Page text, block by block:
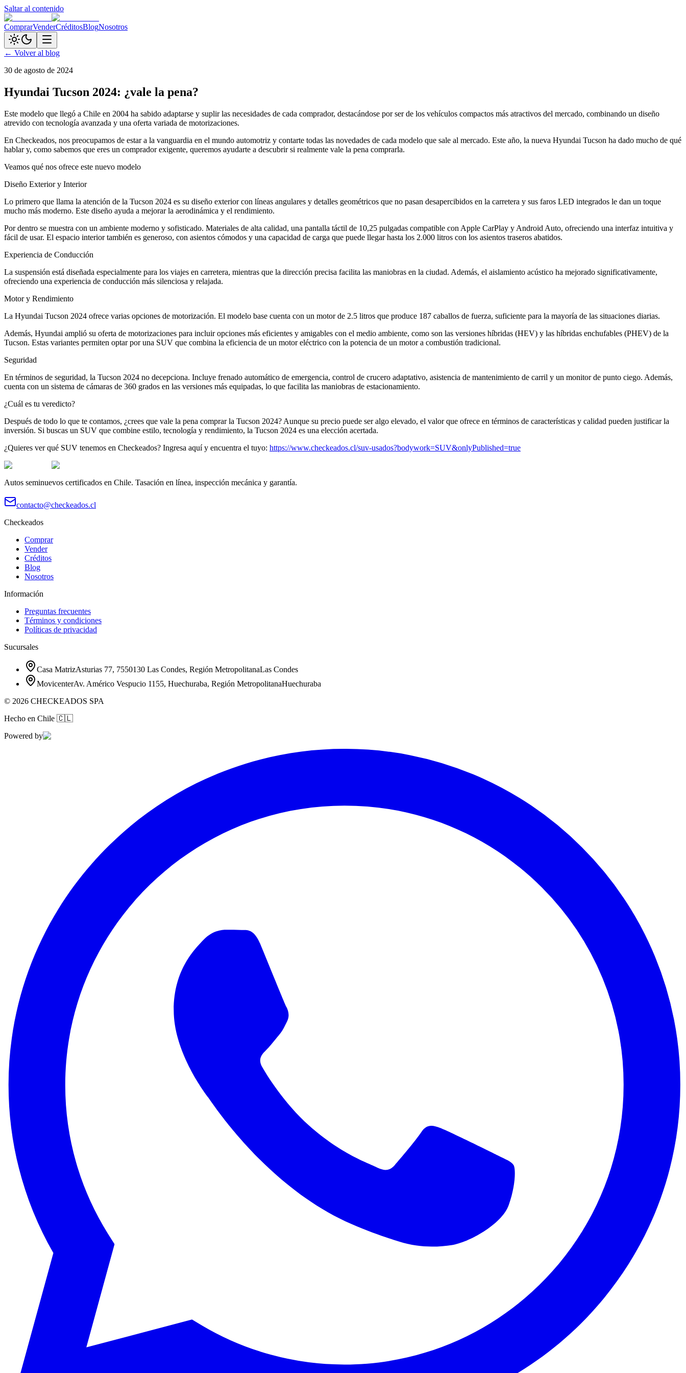
Saltar al contenido
ComprarVenderCréditosBlogNosotros
← Volver al blog
30 de agosto de 2024
Hyundai Tucson 2024: ¿vale la pena?
Este modelo que llegó a Chile en 2004 ha sabido adaptarse y suplir las necesidades de cada comprador, destacándose por ser de los vehículos compactos más atractivos del mercado, combinando un diseño
atrevido con tecnología avanzada y una oferta variada de motorizaciones.
En Checkeados, nos preocupamos de estar a la vanguardia en el mundo automotriz y contarte todas las novedades de cada modelo que sale al mercado. Este año, la nueva Hyundai Tucson ha dado mucho de qué
hablar y, como sabemos que eres un comprador exigente, queremos ayudarte a descubrir si realmente vale la pena comprarla.
Veamos qué nos ofrece este nuevo modelo
Diseño Exterior y Interior
Lo primero que llama la atención de la Tucson 2024 es su diseño exterior con líneas angulares y detalles geométricos que no pasan desapercibidos en la carretera y sus faros LED integrados le dan un toque
mucho más moderno. Este diseño ayuda a mejorar la aerodinámica y el rendimiento.
Por dentro se muestra con un ambiente moderno y sofisticado. Materiales de alta calidad, una pantalla táctil de 10,25 pulgadas compatible con Apple CarPlay y Android Auto, ofreciendo una interfaz intuitiva y
fácil de usar. El espacio interior también es generoso, con asientos cómodos y una capacidad de carga que puede llegar hasta los 2.000 litros con los asientos traseros abatidos.
Experiencia de Conducción
La suspensión está diseñada especialmente para los viajes en carretera, mientras que la dirección precisa facilita las maniobras en la ciudad. Además, el aislamiento acústico ha mejorado significativamente,
ofreciendo una experiencia de conducción más silenciosa y relajada.
Motor y Rendimiento
La Hyundai Tucson 2024 ofrece varias opciones de motorización. El modelo base cuenta con un motor de 2.5 litros que produce 187 caballos de fuerza, suficiente para la mayoría de las situaciones diarias.
Además, Hyundai amplió su oferta de motorizaciones para incluir opciones más eficientes y amigables con el medio ambiente, como son las versiones híbridas (HEV) y las híbridas enchufables (PHEV) de la
Tucson. Estas variantes permiten optar por una SUV que combina la eficiencia de un motor eléctrico con la potencia de un motor a combustión tradicional.
Seguridad
En términos de seguridad, la Tucson 2024 no decepciona. Incluye frenado automático de emergencia, control de crucero adaptativo, asistencia de mantenimiento de carril y un monitor de punto ciego. Además,
cuenta con un sistema de cámaras de 360 grados en las versiones más equipadas, lo que facilita las maniobras de estacionamiento.
¿Cuál es tu veredicto?
Después de todo lo que te contamos, ¿crees que vale la pena comprar la Tucson 2024? Aunque su precio puede ser algo elevado, el valor que ofrece en términos de características y calidad pueden justificar la
inversión. Si buscas un SUV que combine estilo, tecnología y rendimiento, la Tucson 2024 es una elección acertada.
¿Quieres ver qué SUV tenemos en Checkeados? Ingresa aquí y encuentra el tuyo: https://www.checkeados.cl/suv-usados?bodywork=SUV&onlyPublished=true
Autos seminuevos certificados en Chile. Tasación en línea, inspección mecánica y garantía.
contacto@checkeados.cl
Checkeados
Comprar
Vender
Créditos
Blog
Nosotros
Información
Preguntas frecuentes
Términos y condiciones
Políticas de privacidad
Sucursales
Casa MatrizAsturias 77, 7550130 Las Condes, Región MetropolitanaLas Condes
MovicenterAv. Américo Vespucio 1155, Huechuraba, Región MetropolitanaHuechuraba
© 2026 CHECKEADOS SPA
Hecho en Chile 🇨🇱
Powered by